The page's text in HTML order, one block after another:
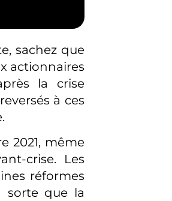
sachez que
actionnaires
la crise
à ces
2021, même
crise. Les
réformes
sorte que la